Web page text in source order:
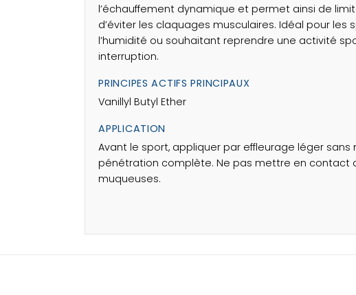
l’échauffement dynamique et permet ainsi de
d’éviter les claquages musculaires. Idéal pour les
l’humidité ou souhaitant reprendre une activité
interruption.
PRINCIPES ACTIFS PRINCIPAUX
Vanillyl Butyl Ether
APPLICATION
Avant le sport, appliquer par effleurage léger sans
pénétration complète. Ne pas mettre en contact
muqueuses.